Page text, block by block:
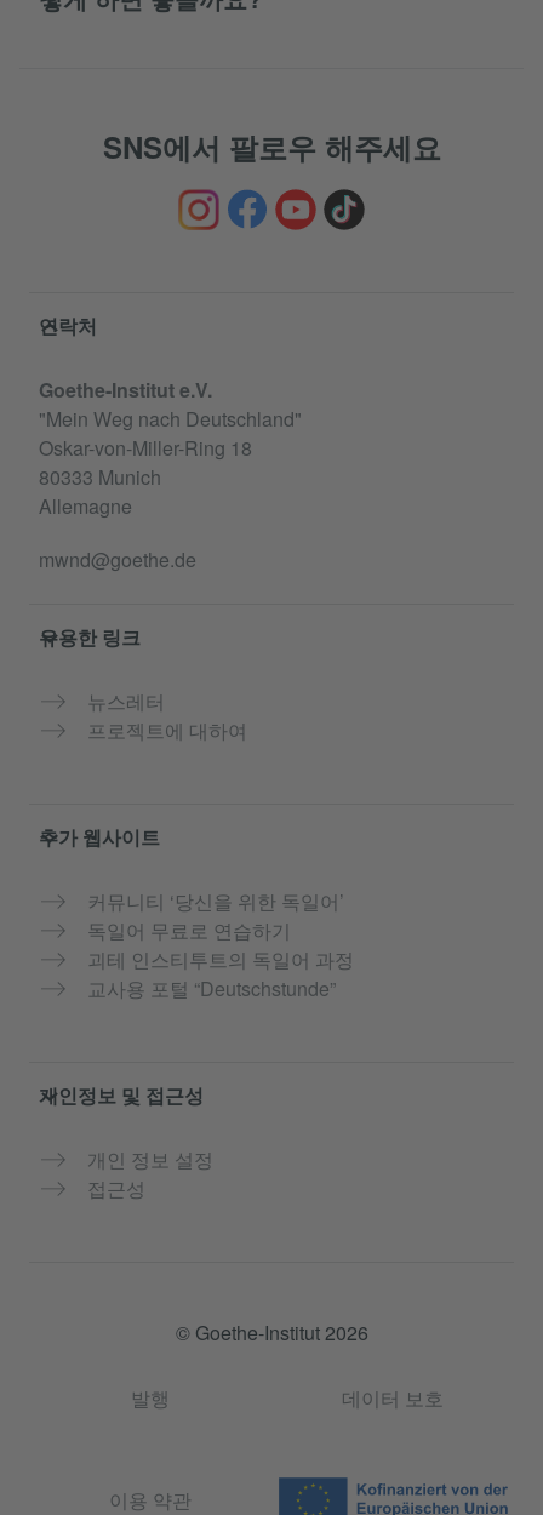
SNS에서 팔로우 해주세요
Service- und Informationsbereich
연락처
Goethe-Institut e.V.
"Mein Weg nach Deutschland"
Oskar-von-Miller-Ring 18
80333 Munich
Allemagne
mwnd@goethe.de
유용한 링크
뉴스레터
프로젝트에 대하여
추가 웹사이트
커뮤니티 ‘당신을 위한 독일어’
독일어 무료로 연습하기
괴테 인스티투트의 독일어 과정
교사용 포털 “Deutschstunde”
개인정보 및 접근성
개인 정보 설정
접근성
© Goethe-Institut 2026
발행 데이터 보호
이용 약관